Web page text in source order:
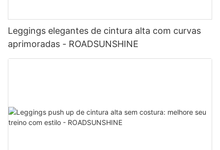
Leggings elegantes de cintura alta com curvas
aprimoradas - ROADSUNSHINE